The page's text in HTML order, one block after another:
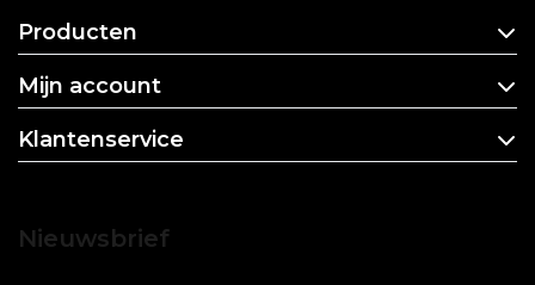
Producten
Mijn account
Klantenservice
Nieuwsbrief